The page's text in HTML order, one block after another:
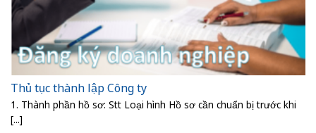
Thủ tục thành lập Công ty
1. Thành phần hồ sơ: Stt Loại hình Hồ sơ cần chuẩn bị trước khi
[...]